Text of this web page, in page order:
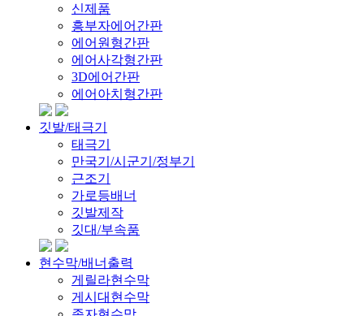
신제품
흥부자에어간판
에어원형간판
에어사각형간판
3D에어간판
에어아치형간판
깃발/태극기
태극기
만국기/시군기/정부기
근조기
가로등배너
깃발제작
깃대/부속품
현수막/배너출력
게릴라현수막
게시대현수막